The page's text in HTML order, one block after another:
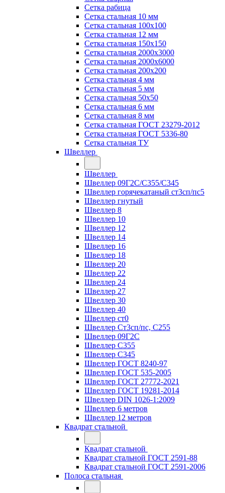
Сетка рабица
Сетка стальная 10 мм
Сетка стальная 100х100
Сетка стальная 12 мм
Сетка стальная 150х150
Сетка стальная 2000х3000
Сетка стальная 2000х6000
Сетка стальная 200х200
Сетка стальная 4 мм
Сетка стальная 5 мм
Сетка стальная 50х50
Сетка стальная 6 мм
Сетка стальная 8 мм
Сетка стальная ГОСТ 23279-2012
Сетка стальная ГОСТ 5336-80
Сетка стальная ТУ
Швеллер
Швеллер
Швеллер 09Г2С/С355/С345
Швеллер горячекатаный ст3сп/пс5
Швеллер гнутый
Швеллер 8
Швеллер 10
Швеллер 12
Швеллер 14
Швеллер 16
Швеллер 18
Швеллер 20
Швеллер 22
Швеллер 24
Швеллер 27
Швеллер 30
Швеллер 40
Швеллер ст0
Швеллер Ст3сп/пс, С255
Швеллер 09Г2С
Швеллер С355
Швеллер С345
Швеллер ГОСТ 8240-97
Швеллер ГОСТ 535-2005
Швеллер ГОСТ 27772-2021
Швеллер ГОСТ 19281-2014
Швеллер DIN 1026-1:2009
Швеллер 6 метров
Швеллер 12 метров
Квадрат стальной
Квадрат стальной
Квадрат стальной ГОСТ 2591-88
Квадрат стальной ГОСТ 2591-2006
Полоса стальная